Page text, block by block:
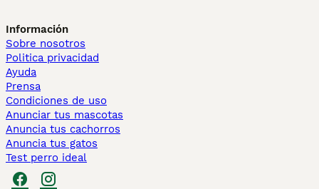
Información
Sobre nosotros
Politica privacidad
Ayuda
Prensa
Condiciones de uso
Anunciar tus mascotas
Anuncia tus cachorros
Anuncia tus gatos
Test perro ideal